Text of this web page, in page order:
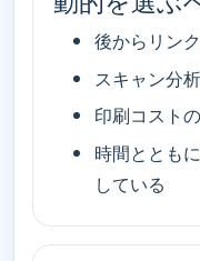
後からリン
スキャン分
印刷コスト
時間ととも
している